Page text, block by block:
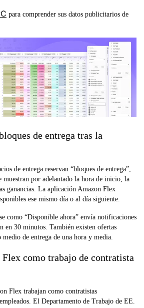
para comprender sus datos publicitarios de
de entrega tras la
de entrega reservan “bloques de entrega”,
muestran por adelantado la hora de inicio, la
ganancias. La aplicación Amazon Flex
ese mismo día o al día siguiente.
como “Disponible ahora” envía notificaciones
en 30 minutos. También existen ofertas
medio de entrega de una hora y media.
como trabajo de contratista
Flex trabajan como contratistas
El Departamento de Trabajo de EE.